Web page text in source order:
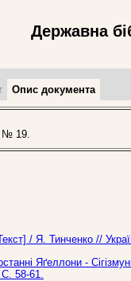
Державна
Опис документа
№ 19.
/ Я. Тинченко //
Яґеллони -
58-61.